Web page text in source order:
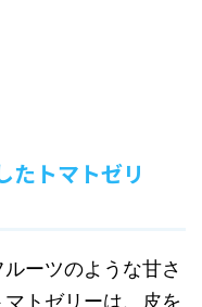
たトマトゼリ
ーツのような甘さ
トゼリーは、皮を